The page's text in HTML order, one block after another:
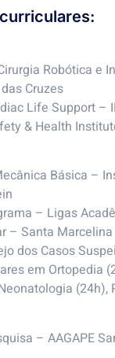
Robótica e
Cruzes
Life Support –
& Health
Básica –
– Ligas
– Santa Marcelina
dos Casos
em Ortopedia
(24h),
– AAGAPE